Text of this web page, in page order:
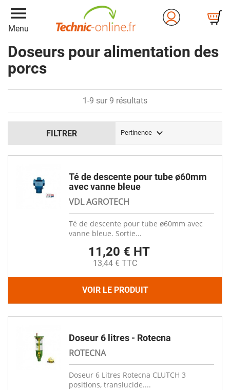
menu
Menu
Doseurs pour alimentation des
porcs
FILTRER Pertinence 
1-9 sur 9 résultats
Té de descente pour tube ø60mm
avec vanne bleue
VDL AGROTECH
Té de descente pour tube ø60mm avec
vanne bleue. Sortie...
11,20 € HT
13,44 € TTC
VOIR LE PRODUIT
Doseur 6 litres - Rotecna
ROTECNA
Doseur 6 Litres Rotecna CLUTCH 3
positions, translucide....